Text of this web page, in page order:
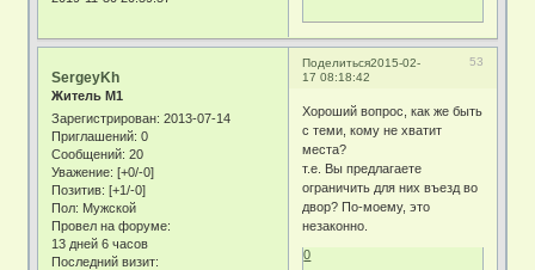
Поделиться 53
2015-02-
17 08:18:42
SergeyKh
Житель М1
Зарегистрирован: 2013-07-14
Приглашений: 0
Сообщений: 20
Уважение: [+0/-0]
Позитив: [+1/-0]
Пол: Мужской
Провел на форуме:
13 дней 6 часов
Последний визит:
Хороший вопрос, как же быть
с теми, кому не хватит
места?
т.е. Вы предлагаете
ограничить для них въезд во
двор? По-моему, это
незаконно.
0